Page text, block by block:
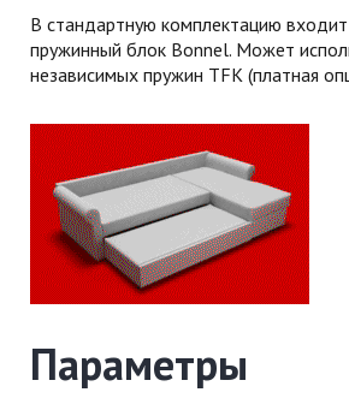
В стандартную комплектацию
пружинный блок Bonnel. Может
независимых пружин TFK (платная
Параметры